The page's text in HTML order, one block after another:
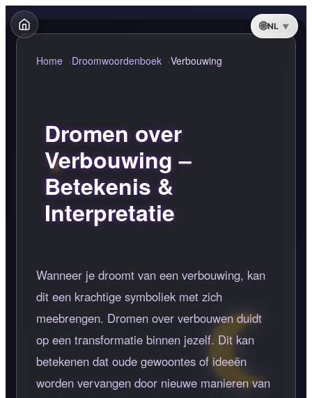
NL
Home Droomwoordenboek Verbouwing
Dromen over
Verbouwing –
Betekenis &
Interpretatie
Wanneer je droomt van een verbouwing, kan
dit een krachtige symboliek met zich
meebrengen. Dromen over verbouwen duidt
op een transformatie binnen jezelf. Dit kan
betekenen dat oude gewoontes of ideeën
worden vervangen door nieuwe manieren van